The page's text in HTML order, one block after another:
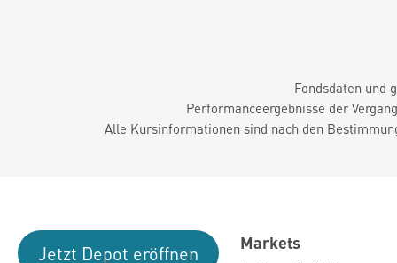
Fondsdaten und
Performanceergebnisse der
Alle Kursinformationen sind nach den
Jetzt Depot eröffnen
Markets